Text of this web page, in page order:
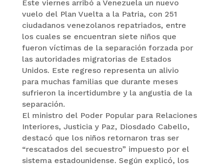
Este viernes arribó a Venezuela un nuevo
vuelo del Plan Vuelta a la Patria, con 251
ciudadanos venezolanos repatriados, entre
los cuales se encuentran siete niños que
fueron víctimas de la separación forzada por
las autoridades migratorias de Estados
Unidos. Este regreso representa un alivio
para muchas familias que durante meses
sufrieron la incertidumbre y la angustia de la
separación.
El ministro del Poder Popular para Relaciones
Interiores, Justicia y Paz, Diosdado Cabello,
destacó que los niños retornaron tras ser
“rescatados del secuestro” impuesto por el
sistema estadounidense. Según explicó, los